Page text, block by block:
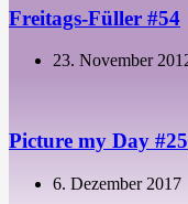
Freitags-Füller #54
23. November
Picture my Day #25
6. Dezember 2017